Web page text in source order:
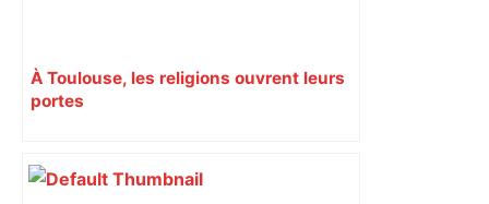
À Toulouse, les religions ouvrent leurs
portes